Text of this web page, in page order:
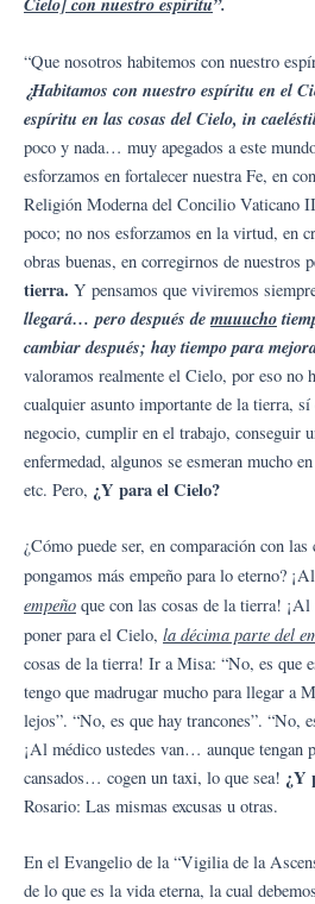
“Que nosotros habitemos con nuestro
¿Habitamos con nuestro espíritu en el
espíritu en las cosas del Cielo, in
poco y nada… muy apegados a este
esforzamos en fortalecer nuestra Fe, en
Religión Moderna del Concilio Vaticano
poco; no nos esforzamos en la virtud, en
obras buenas, en corregirnos de nuestros
tierra. Y pensamos que viviremos
llegará… pero después demuuucho
cambiar después; hay tiempo para
valoramos realmente el Cielo, por eso no
cualquier asunto importante de la tierra,
negocio, cumplir en el trabajo, conseguir
enfermedad, algunos se esmeran mucho
etc. Pero, ¿Y para el Cielo?
¿Cómo puede ser, en comparación con
pongamos más empeño para lo eterno?
empeño que con las cosas de la tierra!
poner para el Cielo, la décima parte del
cosas de la tierra! Ir a Misa: “No, es que
tengo que madrugar mucho para llegar a
lejos”. “No, es que hay trancones”. “No,
¡Al médico ustedes van… aunque tengan
cansados… cogen un taxi, lo que sea! ¿Y
Rosario: Las mismas excusas u otras.
En el Evangelio de la “Vigilia de la
de lo que es la vida eterna, la cual